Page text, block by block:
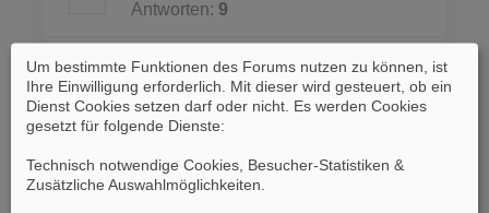
Antworten: 9
Goldene Dreieck
Antworten:6
Untergang
Um bestimmte Funktionen des Forums nutzen zu können, ist
Ihre Einwilligung erforderlich. Mit dieser wird gesteuert, ob ein
Dienst Cookies setzen darf oder nicht. Es werden Cookies
gesetzt für folgende Dienste:
Technisch notwendige Cookies, Besucher-Statistiken &
Zusätzliche Auswahlmöglichkeiten